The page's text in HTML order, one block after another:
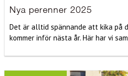
Nya perenner 2025
Det är alltid spännande att kika på
kommer inför nästa år. Här har vi